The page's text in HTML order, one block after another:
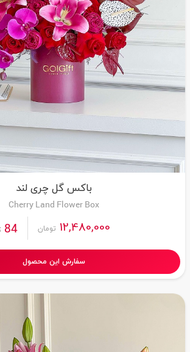
باکس گل چری لند
Cherry Land Flower Box
12,480,000 تومان 84
سفارش این محصول